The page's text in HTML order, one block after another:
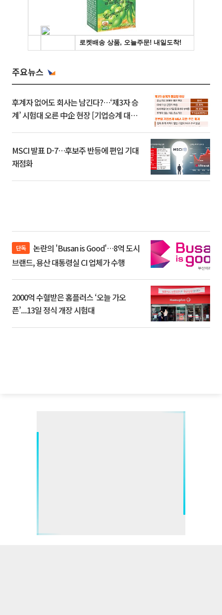
주요뉴스
후계자 없어도 회사는 남긴다?…‘제3자 승
계’ 시험대 오른 中企 현장 [기업승계 대전
MSCI 발표 D-7…후보주 반등에 편입 기대
재점화
단독
브랜드, 용산 대통령실 CI 업체가 수행
2000억 수혈받은 홈플러스 ‘오늘 가오
픈’...13일 정식 개장 시험대